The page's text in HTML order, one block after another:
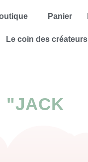
Panier
Le coin des créateurs
"JACK